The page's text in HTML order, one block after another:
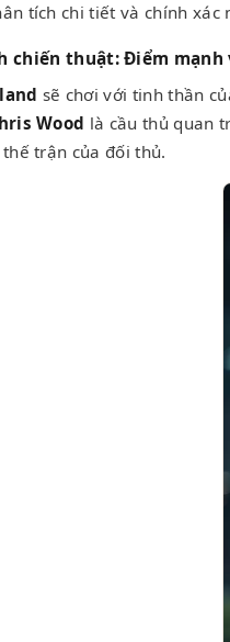
tích chi tiết và chính xác
chiến thuật: Điểm mạnh
sẽ chơi với tinh thần
Wood là cầu thủ quan
trận của đối thủ.